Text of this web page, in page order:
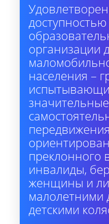
доступностью
организации
населения –
преклонного
инвалиды,
женщины и
малолетними
детскими